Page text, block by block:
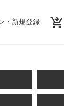
・新規登録 shopping_cart_checkout